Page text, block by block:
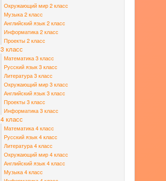
Окружающий мир 2 класс
Музыка 2 класс
Английский язык 2 класс
Информатика 2 класс
Проекты 2 класс
3 класс
Математика 3 класс
Русский язык 3 класс
Литература 3 класс
Окружающий мир 3 класс
Английский язык 3 класс
Проекты 3 класс
Информатика 3 класс
4 класс
Математика 4 класс
Русский язык 4 класс
Литература 4 класс
Окружающий мир 4 класс
Английский язык 4 класс
Музыка 4 класс